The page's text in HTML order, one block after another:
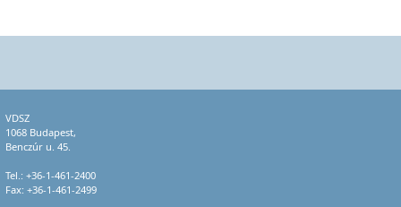
VDSZ
1068 Budapest,
Benczúr u. 45.
Tel.: +36-1-461-2400
Fax: +36-1-461-2499